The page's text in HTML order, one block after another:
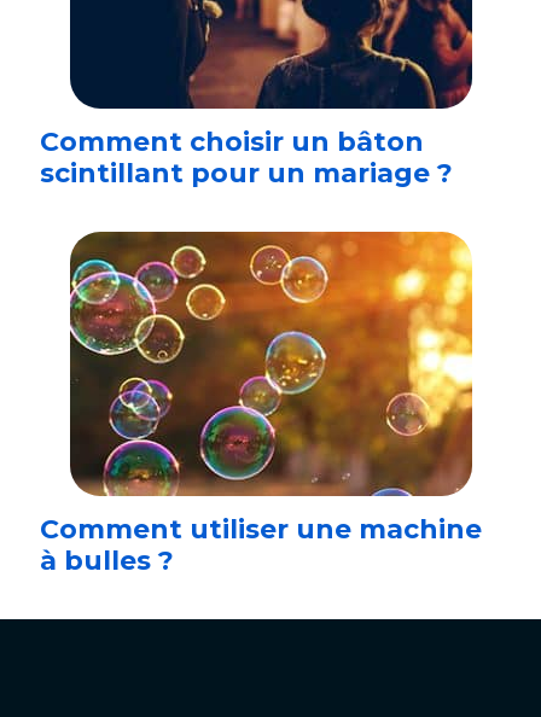
Comment choisir un bâton
scintillant pour un mariage ?
Comment utiliser une machine
à bulles ?